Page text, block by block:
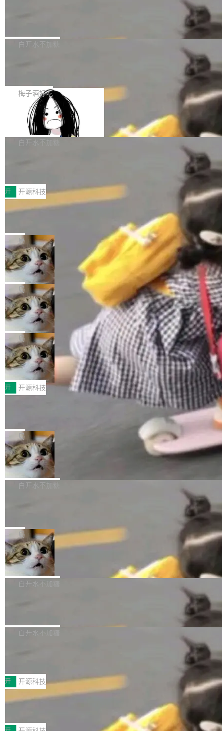
获配9...
题，该问题可能导致在旧版 Linux 内核...
P）！这一里程碑不仅标志着 Fluss 迈入新的发
长期停止内容更新，未能实现其作为“AI版维基百
提交的编辑请求也长期处于待处理状态。 Groki
pedia 于去年底上线，定位为由人工智能生成内
容的百科平台，被马斯克视为传统众包百科网站
维基百科的替代方案。Lawfare 调查发现，无论
热门页面还是低关注度页面，均未出现近期更
白开水不加糖
是这样的：配 MessageSource 的 Bean、写 R
eloadableResourceBundleMessageSource、
声明 LocaleResolver、注册 LocaleChangeInt
erceptor…五六步之后才能看到第一行翻译文
本。 Solon 换了个方式。整个 i18n 模块围绕三
梅子酒好吃
Apache Doris 4.1 全面增强 Iceberg：
支持 UPDATE、MERGE INTO 与 Iceb
erg V3
Apache Doris 4.1 要补齐的，正是缺失的那一
半。在已有查询能力的基础上，Doris 进一步支
常维护操作，并完整支持 Iceberg V3 格式。
白开水不加糖
村国家自主创新示范区会议中心开幕。本届大会
由中关村智联软件服务业质量创新联盟主办，以
“智构可信·质创未来——AI原生时代的质量新范
式”为主题，直面AI从实验室走向规模化产业落地
的核心质量命题。会上，《2026智能研发生产力
工具选型手册》发布，Testin云测的Testin XAge
nt智能测试系统入选AI测试领域代表产品。对CI
O而言，这提示了一个转变：AI测试正在从效率
工具升级为企业的质量基础设施。 CIO面对的新
现实 过去两年，CIO们的焦虑清单上多了两项：
一是如何让大模型和智能体应用安全地从PoC走
向生产，二是如何让测试团队跟得上AI应用...
开 开源科技
让非法状态不可表示：一篇关于 ADT
有一种东西，一旦用过就回不去了。Alex Fedos
eev 管它叫"软件设计的基石"。 他说的东西不新
鲜——代数数据类型（ADT），尤其是和类型
（sum type）。但他说清楚了一件事：这不是类
型系统的学术体操，是日常编码的思维方式。 文
章从一个简单的例子切入。一个网站的深色主题
设置，如果用布尔值 + 可空字段来表示——bool
ean 表示是否可切换，nullable 的默认模式、浅
色方案、深色方案——会产生大量无意义的组
合。方案缺了、配置冲突了、全 null 了。要知道
哪些组合有效，作者说，你得靠"文档、校验、或
者部落知识"。 换个写法。Rust 的 enum，两个
变体：Switchable...
局
Cloudflare 开源内部企业 AI 平台 Clou
dflare OS
Cloudflare 发布了一个开源项目 Cloudflare O
S。如果你只看官方博客，你会觉得这是又一
个"AI 知识库 + 聊天机器人"——每个大厂都在
做，没什么新鲜的。 但 Kenton Varda 在 Twitte
r 上把事情说清楚了： 今天我们发布了 Cloudfla
re OS，一个带连接器的聊天机器人，跟其他所
有科技公司做的一样。只不过，实际上它不一
样。这是 Sandstorm.io 的重制版，我十年前的
那个创业公司。不同的是，这次它构建在 Cloudf
lare Workers 上——我花了九年时间搭建的平台
——并且深度集成了 AI。这基本上是我十年秘密
局
Deno 团队开源 Celld，可自托管的分
布式 Durable Objects
Ryan Dahl 领导的 Deno 团队推出了最新开源项
目 Celld，一个能在自己机器上运行 Cloudflare
Workers 和 Durable Objects 的守护进程。 设
计思路很直接：每个对象是一个独立的 SQLite
数据库，按名称寻址，复制到你自己的 S3 兼容
存储库里。节点之间只通过这个存储库协调——
没有控制平面，没有共识协议。每个对象自带一
个小型数据库，应用天然按分片构建，单个数据
库的竞争和爆炸半径问题在设计层面就被消除
了。 闲置的 cell 会休眠到几乎不占资源。当 cel
l 迁移或唤醒时，新宿主从 S3 恢复 SQLite 数据
库继续执行。存储库是持久化的唯一真相...
局
鲁大师7月新机性能/流畅/AI榜：vivo夺
性能、流畅双第一，三星Galaxy Z系列
新折叠缺席
2026年7月的手机市场，由于存储等硬件成本暴
增，手机厂商的日子也不好过啊，新机速度明显
放缓，因此硝烟味淡了许多。新机参数规格除开
高价的三星折叠（三星Galaxy Z Fold8 Ultra / Z
Fold8 / Z Flip8）外，其余要么是中低端机器，
例如iQOO Z11i、REDMI Note 17、REDMI No
te 17 Pro、OPPO K15，要么是vivo X300 E这
样的次旗舰。 Galaxy Z Fold8 Ultra / Z Fold8 /
Z Flip8三款折叠屏新机均在7月22日发布，且全
部搭载骁龙8 Elite Gen5 for Galaxy，它们本该
开 开源科技
Zed 编辑器团队发布了新项目——DeltaDB，一
个在 git commit 之间记录每一次编辑操作的版
本控制系统。目前处于 Early Access 阶段。 De
ltaDB 的核心思路直接写在 landing page 最显
眼的位置：「Software is made between com
mits」——软件是在 commit 之间写出来的。git
是把这段空隙补上。 回退到任何一次编辑：Delt
aDB 捕获 commit 之间的每一次操作，...
局
SpaceXAI 单季资本开支达 183 亿美元
根据风险投资人Tomer Tunguz 博客（VC 分
析）披露的最新分析与第二季度业绩报告，Spac
微软同期总资本开支的四成。 与亚马逊、Alpha
bet、微软以及 Meta 等传统科技巨头相比，Spa
ceXAI的资金消耗速度尤为引人瞩目。然而，支
撑庞大支出的资金来源却呈现出截然不同的面
貌。数据显示，微软和 Meta 主要依托充沛的经
白开水不加糖
一个在终端里运行的编程 agent；Muse Spark
1.2，驱动这个 agent 的新模型。一句话概括：
你可以用 curl -fsSL https://dev.meta.ai/install.
sh | bash 安装一个能在大项目里自动规划、写
代码、验证结果的 AI 终端工具。 据介绍，Muse
个主 agent 循环，外加一组后台 agent。这些后
局
美团开源 LoHoSearch，用知识图谱校
准 AI 能力认知
机器出题的前提，是让机器拥有全局视野。整个
构建流程可以分为四个环节：建图 → 控制难度
白开水不加糖
库，并将作为transport接入Mooncake TENT。
MPComm将作为一种传输引擎接入Mooncake T
ENT，实现零拷贝传输性能提升30%、非零拷贝
传输性能最高提升5倍。UCL-MPComm底层基
于自研UCL-Engine通信引擎，后续腾讯网平将
持续开源更多基于UCL-Engine的高性能通信组
白开水不加糖
型案例入选名单》，深信服“面向企业研发场景的
开源 AI 编程平台 CoStrict 应用”凭借卓越的技术
创新与落地成效成功入选。 全链路私有化部署，
助力企业AI研发安全落地 当前，越来越多企业已
经开始引入 AI Coding 工具，通过调用公有云模
开 开源科技
深信服AI算力网关入选工信部人工智能
前不久，工业和信息化部正式发布《2025年人工
智能应用典型案例名单》，集中展示人工智能在